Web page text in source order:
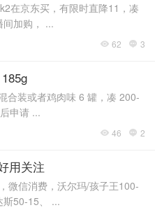
在京东买，有限时直降11，凑
加购， ...
 62  3
合装或者鸡肉味 6 罐，凑 200-
申请 ...
 46  2
用关注
微信消费，沃尔玛/孩子王100-
50-15、 ...